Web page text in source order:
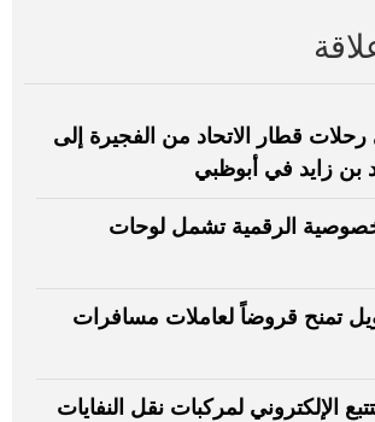
رحلات قطار الاتحاد من الفجيرة إلى
زايد في أبوظبي
الرقمية تشمل لوحات
تمنح قروضاً لعاملات مسافرات
الإلكتروني لمركبات نقل النفايات